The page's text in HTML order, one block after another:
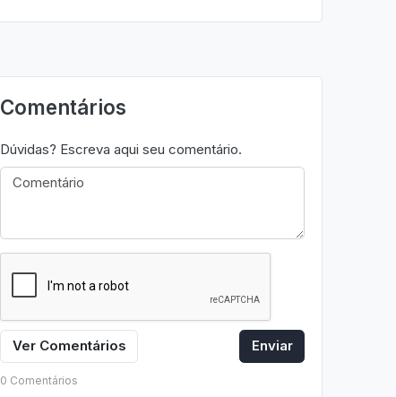
Comentários
Dúvidas? Escreva aqui seu comentário.
Ver Comentários Enviar
0 Comentários